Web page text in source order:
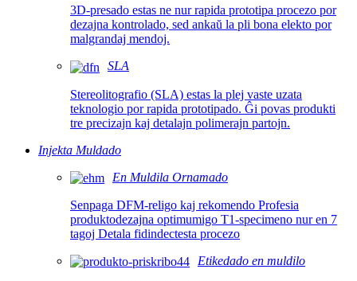
3D-presado estas ne nur rapida prototipa procezo por
dezajna kontrolado, sed ankaŭ la pli bona elekto por
malgrandaj mendoj.
SLA
Stereolitografio (SLA) estas la plej vaste uzata
teknologio por rapida prototipado. Ĝi povas produkti
tre precizajn kaj detalajn polimerajn partojn.
Injekta Muldado
En Muldila Ornamado
Senpaga DFM-religo kaj rekomendo Profesia
produktodezajna optimumigo T1-specimeno nur en 7
tagoj Detala fidindectesta procezo
Etikedado en muldilo